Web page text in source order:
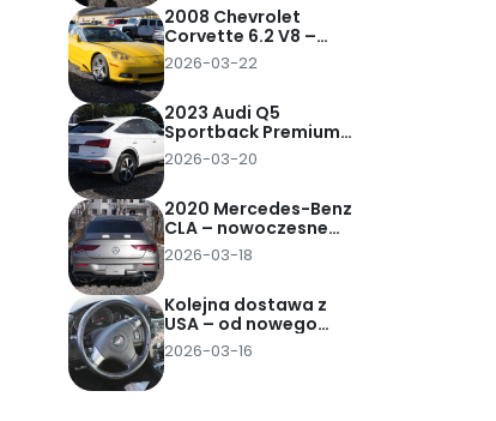
2008 Chevrolet
Corvette 6.2 V8 –
klasyczna
amerykańska
sprowadzona z USA
za 62 tys. zł pod dom
2026-03-22
2023 Audi Q5
Sportback Premium
Plus 45 TFSI –
nowoczesny SUV
sprowadzony za 95
tys. zł pod dom
2026-03-20
2020 Mercedes-Benz
CLA – nowoczesne
coupe w stylu
premium
za 82 tys. zł pod dom
2026-03-18
Kolejna dostawa z
USA – od nowego
Audi Q5 Sportback po
Corvette V8 i
2026-03-16